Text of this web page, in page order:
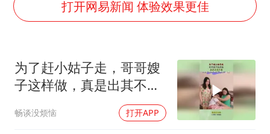
女子利用漏洞0元薅走3000多件家电
27岁女子成组织卖淫集团主犯被通缉
24小时不关空调 电费会更低吗
东方甄选被判赔偿江小白30万元
打开网易新闻 体验效果更佳
为了赶小姑子走，哥哥嫂
子这样做，真是出其不
畅谈没烦恼 打开APP